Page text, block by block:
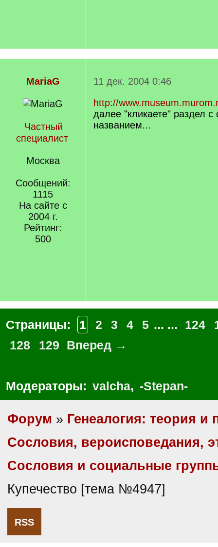
MariaG
Частный
специалист
Москва
Сообщений:
1115
На сайте с
2004 г.
Рейтинг:
500
11 дек. 2004 0:46
http://
далее "кликаете" раздел
названием...
Страницы: 1 2 3 4 5 ... ... 124
128
129 Вперед →
Модераторы: valcha, -Stepan-
Форум » Генеалогия: теория и
Сословия, вероисповедания,
Сословия и социальные
Купечество [тема №4947]
RSS